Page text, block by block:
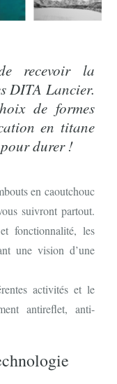
recevoir la
DITA Lancier.
de formes
en titane
pour durer !
en caoutchouc
suivront partout.
fonctionnalité, les
une vision d’une
activités et le
antireflet, anti-